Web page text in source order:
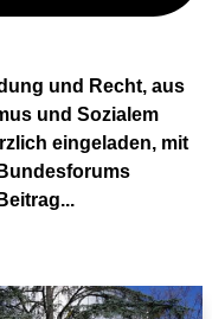
und Recht, aus
und Sozialem
eingeladen, mit